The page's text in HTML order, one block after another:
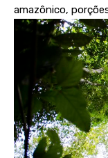
amazônico,